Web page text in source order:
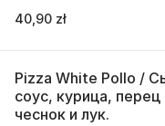
40,90 zł
Pizza White Pollo /
соус, курица, перец
чеснок и лук.